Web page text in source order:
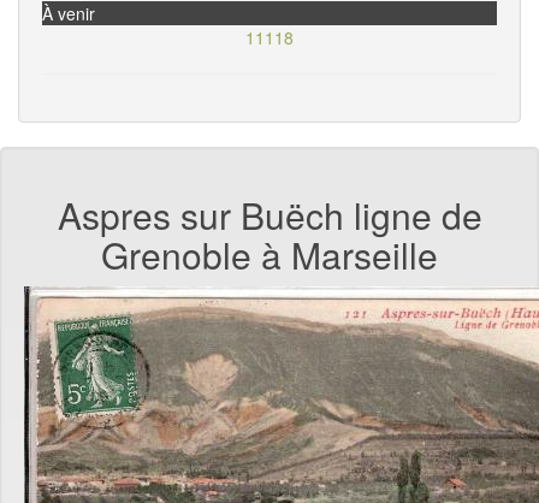
À venir
11118
Aspres sur Buëch ligne de
Grenoble à Marseille